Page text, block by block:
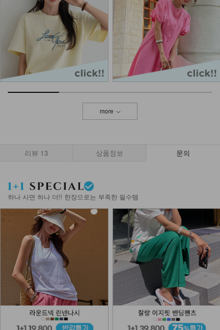
more
리뷰 13 상품정보 문의
하나 사면 하나 더!! 한장으로는 부족한 필수템